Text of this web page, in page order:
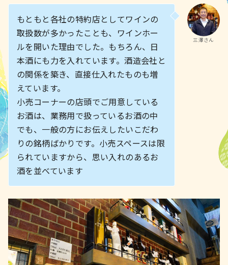
三澤さん
もともと各社の特約店としてワインの
取扱数が多かったことも、ワインホー
ルを開いた理由でした。もちろん、日
本酒にも力を入れています。酒造会社と
の関係を築き、直接仕入れたものも増
えています。
小売コーナーの店頭でご用意している
お酒は、業務用で扱っているお酒の中
でも、一般の方にお伝えしたいこだわ
りの銘柄ばかりです。小売スペースは限
られていますから、思い入れのあるお
酒を並べています